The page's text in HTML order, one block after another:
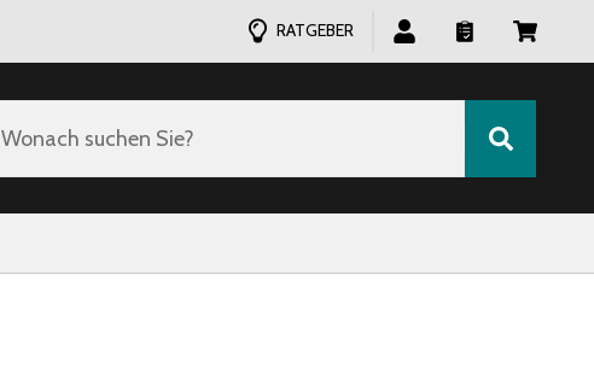
RATGEBER
Wonach suchen Sie?